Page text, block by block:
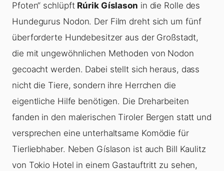
Pfoten“ schlüpft Rúrik Gíslason in die Rolle des
Hundegurus Nodon. Der Film dreht sich um fünf
überforderte Hundebesitzer aus der Großstadt,
die mit ungewöhnlichen Methoden von Nodon
gecoacht werden. Dabei stellt sich heraus, dass
nicht die Tiere, sondern ihre Herrchen die
eigentliche Hilfe benötigen. Die Dreharbeiten
fanden in den malerischen Tiroler Bergen statt und
versprechen eine unterhaltsame Komödie für
Tierliebhaber. Neben Gíslason ist auch Bill Kaulitz
von Tokio Hotel in einem Gastauftritt zu sehen,